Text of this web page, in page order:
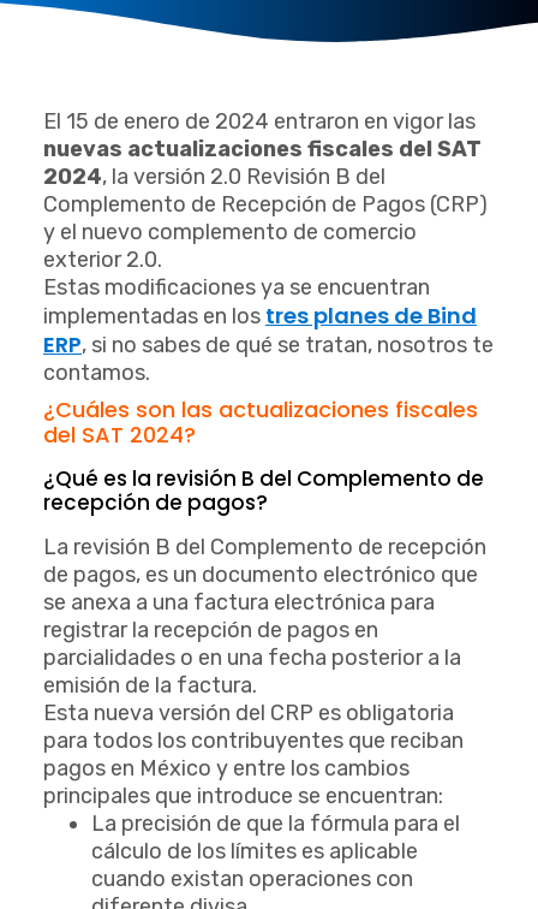
El 15 de enero de 2024 entraron en vigor las
nuevas actualizaciones fiscales del SAT
2024, la versión 2.0 Revisión B del
Complemento de Recepción de Pagos (CRP)
y el nuevo complemento de comercio
exterior 2.0.
Estas modificaciones ya se encuentran
implementadas en los tres planes de Bind
ERP, si no sabes de qué se tratan, nosotros te
contamos.
¿Cuáles son las actualizaciones fiscales
del SAT 2024?
¿Qué es la revisión B del Complemento de
recepción de pagos?
La revisión B del Complemento de recepción
de pagos, es un documento electrónico que
se anexa a una factura electrónica para
registrar la recepción de pagos en
parcialidades o en una fecha posterior a la
emisión de la factura.
Esta nueva versión del CRP es obligatoria
para todos los contribuyentes que reciban
pagos en México y entre los cambios
principales que introduce se encuentran:
La precisión de que la fórmula para el
cálculo de los límites es aplicable
cuando existan operaciones con